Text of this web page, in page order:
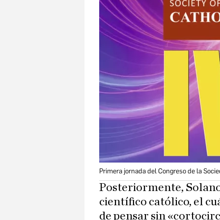
Primera jornada del Congreso de la
Posteriormente,
científico católico, el
de pensar sin